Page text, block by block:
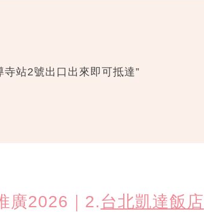
寺站2號出口出來即可抵達”
廣2026｜2.台北凱達飯店